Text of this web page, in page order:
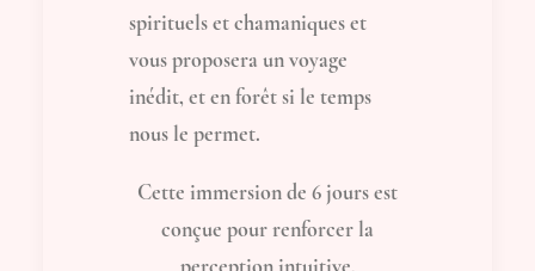
spirituels et chamaniques et
vous proposera un voyage
inédit, et en forêt si le temps
nous le permet.
Cette immersion de 6 jours est
conçue pour renforcer la